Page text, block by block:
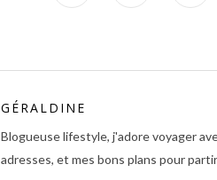
GÉRALDINE
Blogueuse lifestyle, j'adore voyager
adresses, et mes bons plans pour